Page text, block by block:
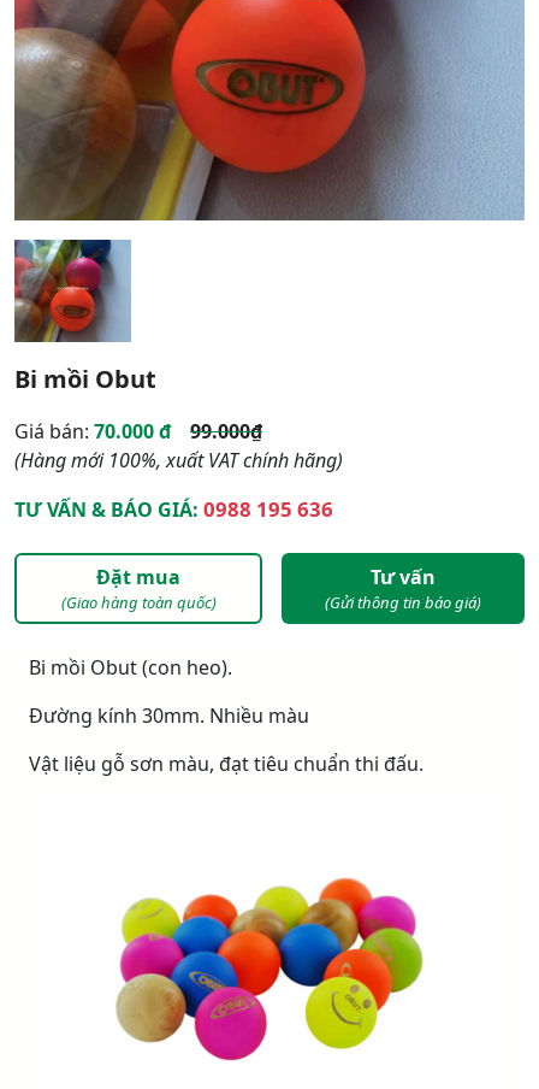
Bi mồi Obut
Giá bán: 70.000 đ
99.000₫
(Hàng mới 100%, xuất VAT chính hãng)
TƯ VẤN & BÁO GIÁ: 0988 195 636
Đặt mua
(Giao hàng toàn quốc)
Tư vấn
(Gửi thông tin báo giá)
Bi mồi Obut (con heo).
Đường kính 30mm. Nhiều màu
Vật liệu gỗ sơn màu, đạt tiêu chuẩn thi đấu.